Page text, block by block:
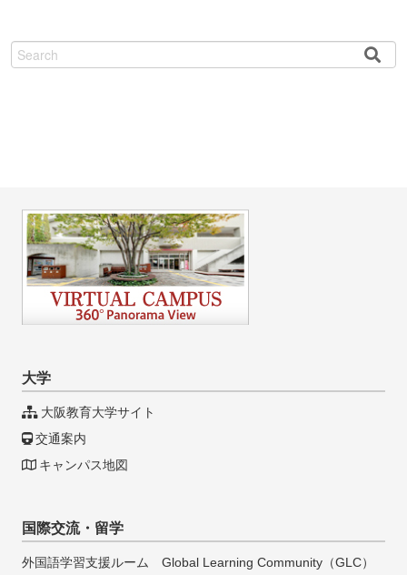
検
索
大学
大阪教育大学サイト
交通案内
キャンパス地図
国際交流・留学
外国語学習支援ルーム Global Learning Community（GLC）